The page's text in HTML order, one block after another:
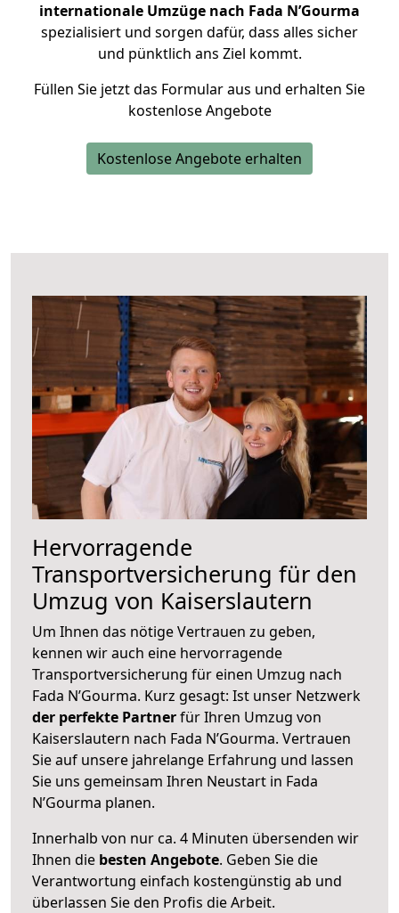
internationale Umzüge nach Fada N’Gourma
spezialisiert und sorgen dafür, dass alles sicher
und pünktlich ans Ziel kommt.
Füllen Sie jetzt das Formular aus und erhalten Sie
kostenlose Angebote
Kostenlose Angebote erhalten
Hervorragende
Transportversicherung für den
Umzug von Kaiserslautern
Um Ihnen das nötige Vertrauen zu geben,
kennen wir auch eine hervorragende
Transportversicherung für einen Umzug nach
Fada N’Gourma. Kurz gesagt: Ist unser Netzwerk
der perfekte Partnerfür Ihren Umzug von
Kaiserslautern nach Fada N’Gourma. Vertrauen
Sie auf unsere jahrelange Erfahrung und lassen
Sie uns gemeinsam Ihren Neustart in Fada
N’Gourma planen.
Innerhalb von nur ca. 4 Minuten übersenden wir
Ihnen die besten Angebote. Geben Sie die
Verantwortung einfach kostengünstig ab und
überlassen Sie den Profis die Arbeit.